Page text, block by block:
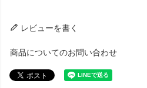
レビューを書く
商品についてのお問い合わせ